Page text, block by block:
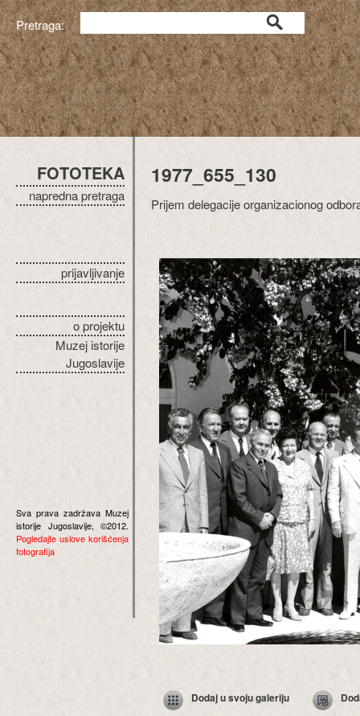
Pretraga:
FOTOTEKA
napredna pretraga
prijavljivanje
o projektu
Muzej istorije
Jugoslavije
Sva prava zadržava Muzej
istorije Jugoslavije, ©2012.
Pogledajte uslove korišćenja
fotografija
1977_655_130
Prijem delegacije organizacionog
Dodaj u svoju galeriju